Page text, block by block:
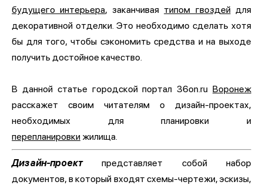
будущего интерьера, заканчивая типом гвоздейдля
декоративной отделки. Это необходимо сделать хотя
бы для того, чтобы сэкономить средства и на выходе
получить достойное качество.
В данной статье городской портал 36on.ru Воронеж
расскажет своим читателям о дизайн-проектах,
необходимых для планировки и
перепланировки жилища.
Дизайн-проектпредставляет собой набор
документов, в который входят схемы-чертежи, эскизы,